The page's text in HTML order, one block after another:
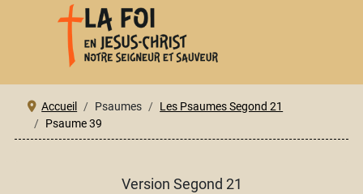
Accueil Psaumes
Les Psaumes Segond 21
Psaume 39
Version Segond 21